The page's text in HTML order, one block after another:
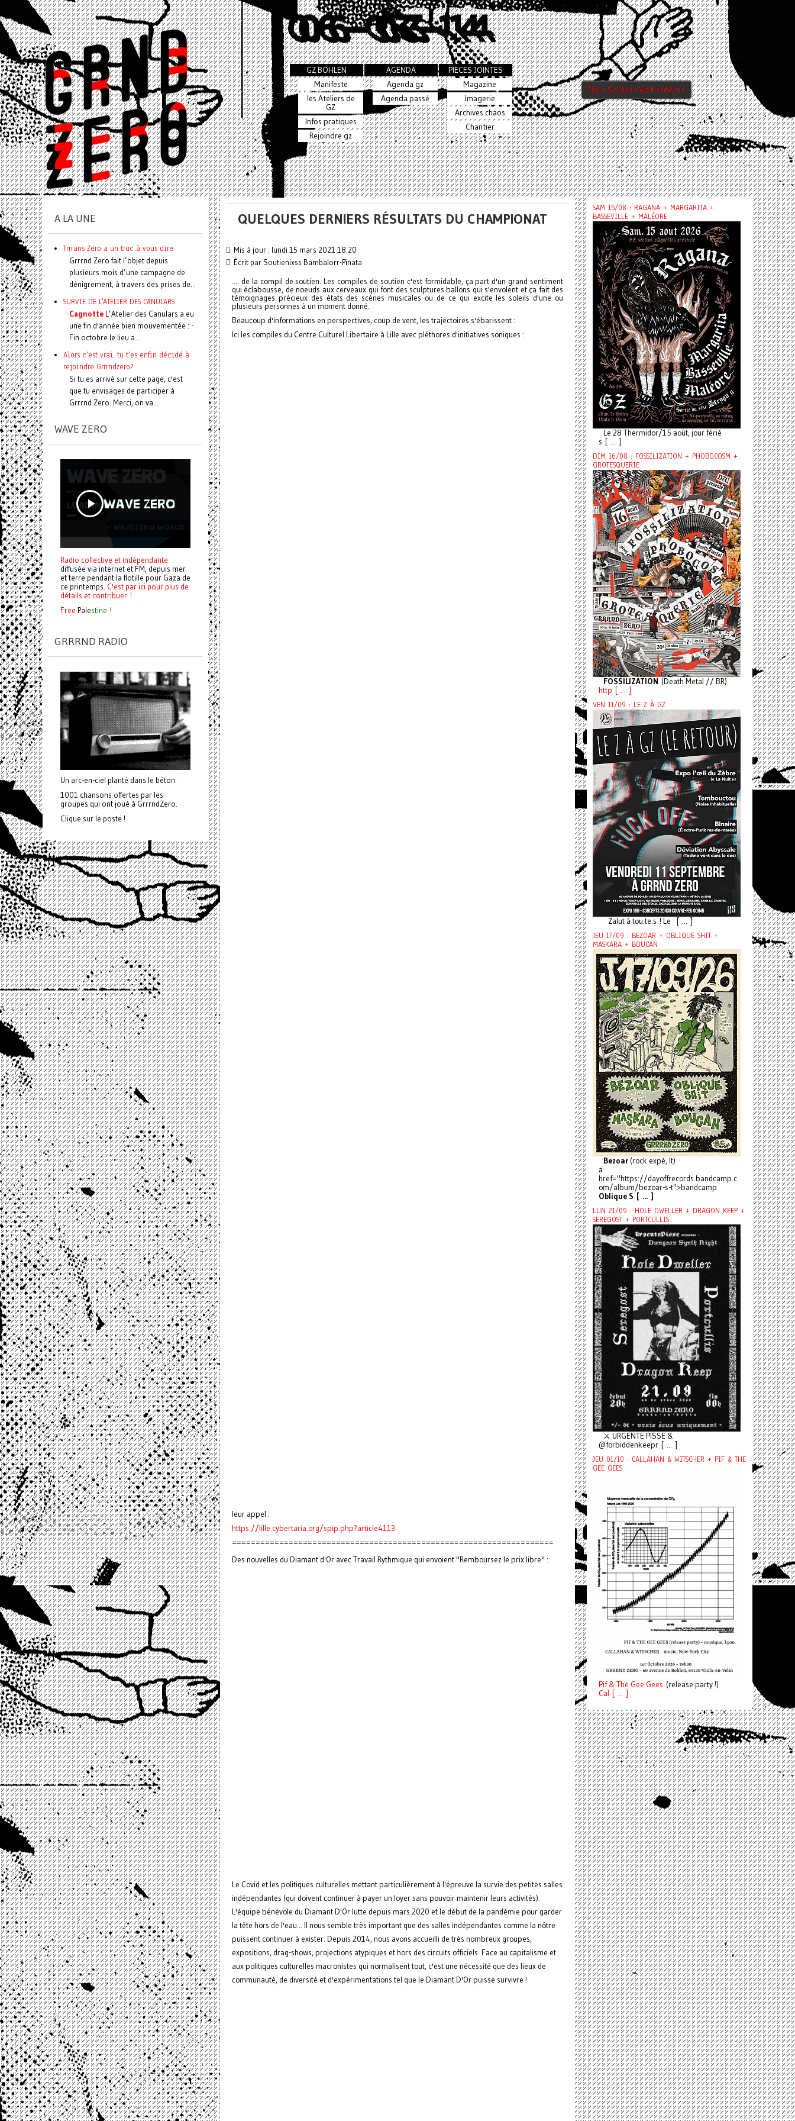
GZ BOHLEN
Manifeste
les Ateliers de
GZ
Infos pratiques
Rejoindre gz
AGENDA
Agenda gz
Agenda passé
PIECES JOINTES
Magazine
Imagerie
Archives chaos
Chantier
Nous Soutenir Via HelloAsso
QUELQUES DERNIERS RÉSULTATS DU CHAMPIONAT
Mis à jour : lundi 15 mars 2021 18:20
Écrit par Soutienixss Bambalorr-Pïnata
.... de la compil de soutien. Les compiles de soutien c'est formidable, ça part d'un grand sentiment
qui éclabousse, de noeuds aux cerveaux qui font des sculptures ballons qui s'envolent et ça fait des
témoignages précieux des états des scènes musicales ou de ce qui excite les soleils d'une ou
plusieurs personnes à un moment donné.
Beaucoup d'informations en perspectives, coup de vent, les trajectoires s'ébarissent :
Ici les compiles du Centre Culturel Libertaire à Lille avec pléthores d'initiatives soniques :
leur appel :
https://lille.cybertaria.org/spip.php?article4113
====================================================================
Des nouvelles du Diamant d'Or avec Travail Rythmique qui envoient "Remboursez le prix libre" :
Le Covid et les politiques culturelles mettant particulièrement à l'épreuve la survie des petites salles
indépendantes (qui doivent continuer à payer un loyer sans pouvoir maintenir leurs activités).
L'équipe bénévole du Diamant D'Or lutte depuis mars 2020 et le début de la pandémie pour garder
la tête hors de l'eau... Il nous semble très important que des salles indépendantes comme la nôtre
puissent continuer à exister. Depuis 2014, nous avons accueilli de très nombreux groupes,
expositions, drag-shows, projections atypiques et hors des circuits officiels. Face au capitalisme et
aux politiques culturelles macronistes qui normalisent tout, c'est une nécessité que des lieux de
communauté, de diversité et d'expérimentations tel que le Diamant D'Or puisse survivre !
A LA UNE
Trrrans Zero a un truc à vous dire
Grrrnd Zero fait l’objet depuis
plusieurs mois d’une campagne de
dénigrement, à travers des prises de...
SURVIE DE L'ATELIER DES CANULARS
Cagnotte L’Atelier des Canulars a eu
une fin d'année bien mouvementée : -
Fin octobre le lieu a...
Alors c'est vrai, tu t'es enfin décidé à
rejoindre Grrrndzero?
Si tu es arrivé sur cette page, c'est
que tu envisages de participer à
Grrrnd Zero. Merci, on va...
WAVE ZERO
Radio collective et indépendante
diffusée via internet et FM, depuis mer
et terre pendant la flotille pour Gaza de
ce printemps. C'est par ici pour plus de
détails et contribuer !
Free Palestine !
GRRRND RADIO
Un arc-en-ciel planté dans le béton.
1001 chansons offertes par les
groupes qui ont joué à GrrrndZero.
Clique sur le poste !
SAM 15/08 : RAGANA + MARGARITA +
BASSEVILLE + MALÉORE
Le 28 Thermidor/15 août, jour férié
s [ ... ]
DIM 16/08 : FOSSILIZATION + PHOBOCOSM +
GROTESQUERIE
FOSSILIZATION (Death Metal // BR)
http [ ... ]
VEN 11/09 : LE Z À GZ
Zalut à tou.te.s ! Le [ ... ]
JEU 17/09 : BEZOAR + OBLIQUE SHIT +
MASKARA + BOUCAN
Bezoar (rock expé, It)
a
href="https://dayoffrecords.bandcamp.c
om/album/bezoar-s-t">bandcamp
Oblique S [ ... ]
LUN 21/09 : HOLE DWELLER + DRAGON KEEP +
SEREGOST + PORTCULLIS
⚔️ URGENTE PISSE &
@forbiddenkeepr [ ... ]
JEU 01/10 : CALLAHAN & WITSCHER + PIF & THE
GEE GEES
Pif& The Gee Gees (release party !)
Cal [ ... ]